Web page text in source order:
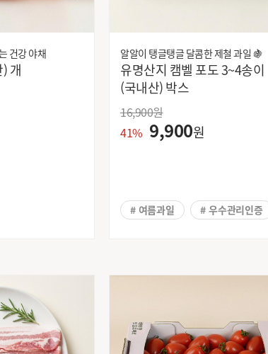
건강 야채
파프리카 (국내산) 개
알알이 탱글탱글 달콤한 제철 과일 🍇
유명산지 캠벨 포도 3~4송이
(국내산) 박스
16,900원
41% 9,900원
# 여름과일
# 우수관리인증